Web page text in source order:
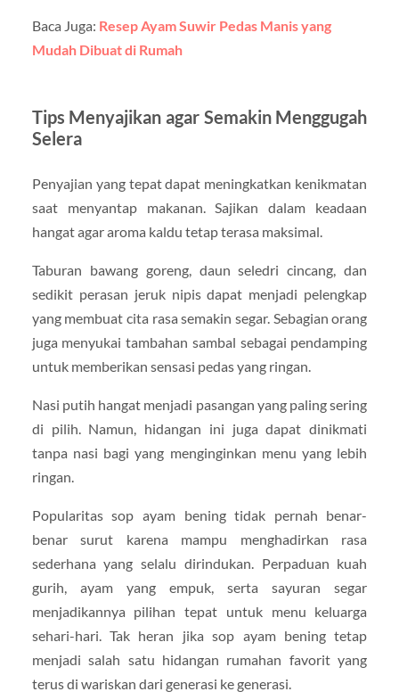
Baca Juga: Resep Ayam Suwir Pedas Manis yang
Mudah Dibuat di Rumah
Tips Menyajikan agar Semakin Menggugah
Selera
Penyajian yang tepat dapat meningkatkan kenikmatan
saat menyantap makanan. Sajikan dalam keadaan
hangat agar aroma kaldu tetap terasa maksimal.
Taburan bawang goreng, daun seledri cincang, dan
sedikit perasan jeruk nipis dapat menjadi pelengkap
yang membuat cita rasa semakin segar. Sebagian orang
juga menyukai tambahan sambal sebagai pendamping
untuk memberikan sensasi pedas yang ringan.
Nasi putih hangat menjadi pasangan yang paling sering
di pilih. Namun, hidangan ini juga dapat dinikmati
tanpa nasi bagi yang menginginkan menu yang lebih
ringan.
Popularitas sop ayam bening tidak pernah benar-
benar surut karena mampu menghadirkan rasa
sederhana yang selalu dirindukan. Perpaduan kuah
gurih, ayam yang empuk, serta sayuran segar
menjadikannya pilihan tepat untuk menu keluarga
sehari-hari. Tak heran jika sop ayam bening tetap
menjadi salah satu hidangan rumahan favorit yang
terus di wariskan dari generasi ke generasi.